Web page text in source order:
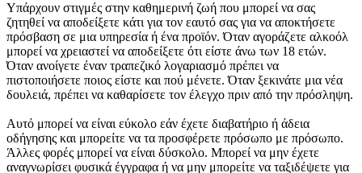
Υπάρχουν στιγμές στην καθημερινή ζωή που μπορεί να σας
ζητηθεί να αποδείξετε κάτι για τον εαυτό σας για να αποκτήσετε
πρόσβαση σε μια υπηρεσία ή ένα προϊόν. Όταν αγοράζετε αλκοόλ
μπορεί να χρειαστεί να αποδείξετε ότι είστε άνω των 18 ετών.
Όταν ανοίγετε έναν τραπεζικό λογαριασμό πρέπει να
πιστοποιήσετε ποιος είστε και πού μένετε. Όταν ξεκινάτε μια νέα
δουλειά, πρέπει να καθαρίσετε τον έλεγχο πριν από την πρόσληψη.
Αυτό μπορεί να είναι εύκολο εάν έχετε διαβατήριο ή άδεια
οδήγησης και μπορείτε να τα προσφέρετε πρόσωπο με πρόσωπο.
Άλλες φορές μπορεί να είναι δύσκολο. Μπορεί να μην έχετε
αναγνωρίσει φυσικά έγγραφα ή να μην μπορείτε να ταξιδέψετε για